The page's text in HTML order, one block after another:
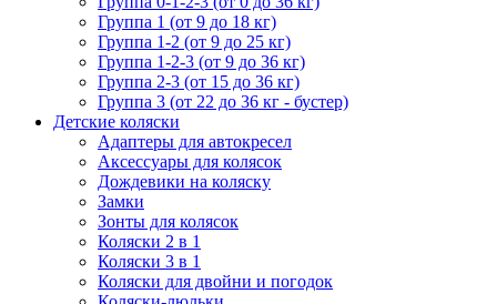
Группа 1 (от 9 до 18 кг)
Группа 1-2 (от 9 до 25 кг)
Группа 1-2-3 (от 9 до 36 кг)
Группа 2-3 (от 15 до 36 кг)
Группа 3 (от 22 до 36 кг - бустер)
Детские коляски
Адаптеры для автокресел
Аксессуары для колясок
Дождевики на коляску
Замки
Зонты для колясок
Коляски 2 в 1
Коляски 3 в 1
Коляски для двойни и погодок